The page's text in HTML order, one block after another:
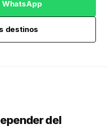
destinos
del